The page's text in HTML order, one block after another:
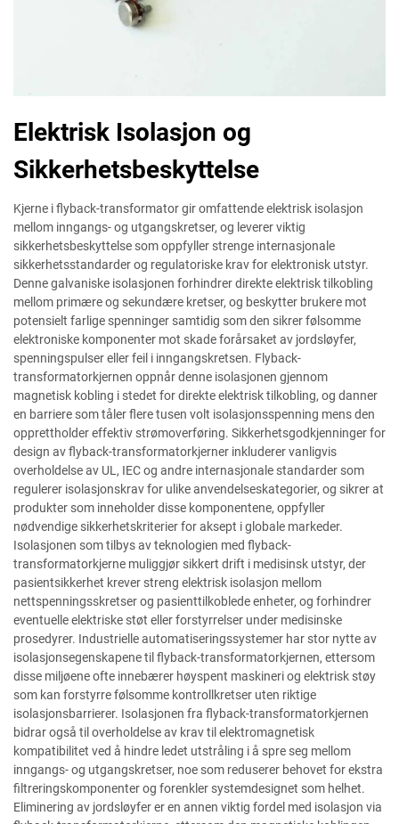
Elektrisk Isolasjon og
Sikkerhetsbeskyttelse
Kjerne i flyback-transformator gir omfattende elektrisk isolasjon
mellom inngangs- og utgangskretser, og leverer viktig
sikkerhetsbeskyttelse som oppfyller strenge internasjonale
sikkerhetsstandarder og regulatoriske krav for elektronisk utstyr.
Denne galvaniske isolasjonen forhindrer direkte elektrisk tilkobling
mellom primære og sekundære kretser, og beskytter brukere mot
potensielt farlige spenninger samtidig som den sikrer følsomme
elektroniske komponenter mot skade forårsaket av jordsløyfer,
spenningspulser eller feil i inngangskretsen. Flyback-
transformatorkjernen oppnår denne isolasjonen gjennom
magnetisk kobling i stedet for direkte elektrisk tilkobling, og danner
en barriere som tåler flere tusen volt isolasjonsspenning mens den
opprettholder effektiv strømoverføring. Sikkerhetsgodkjenninger for
design av flyback-transformatorkjerner inkluderer vanligvis
overholdelse av UL, IEC og andre internasjonale standarder som
regulerer isolasjonskrav for ulike anvendelseskategorier, og sikrer at
produkter som inneholder disse komponentene, oppfyller
nødvendige sikkerhetskriterier for aksept i globale markeder.
Isolasjonen som tilbys av teknologien med flyback-
transformatorkjerne muliggjør sikkert drift i medisinsk utstyr, der
pasientsikkerhet krever streng elektrisk isolasjon mellom
nettspenningsskretser og pasienttilkoblede enheter, og forhindrer
eventuelle elektriske støt eller forstyrrelser under medisinske
prosedyrer. Industrielle automatiseringssystemer har stor nytte av
isolasjonsegenskapene til flyback-transformatorkjernen, ettersom
disse miljøene ofte innebærer høyspent maskineri og elektrisk støy
som kan forstyrre følsomme kontrollkretser uten riktige
isolasjonsbarrierer. Isolasjonen fra flyback-transformatorkjernen
bidrar også til overholdelse av krav til elektromagnetisk
kompatibilitet ved å hindre ledet utstråling i å spre seg mellom
inngangs- og utgangskretser, noe som reduserer behovet for ekstra
filtreringskomponenter og forenkler systemdesignet som helhet.
Eliminering av jordsløyfer er en annen viktig fordel med isolasjon via